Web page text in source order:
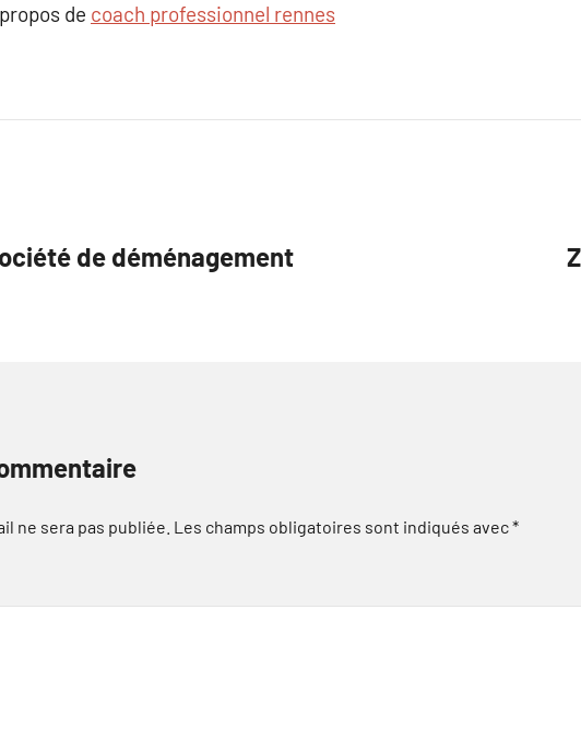
de coach professionnel rennes
de déménagement
ne sera pas publiée. Les champs obligatoires sont indiqués avec*